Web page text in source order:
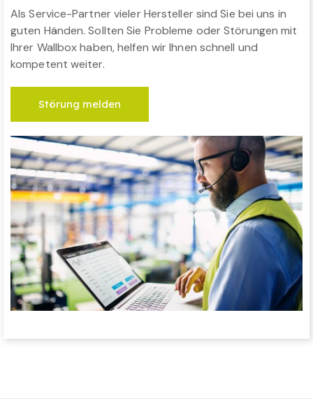
Als Service-Partner vieler Hersteller sind Sie bei uns in
guten Händen. Sollten Sie Probleme oder Störungen mit
Ihrer Wallbox haben, helfen wir Ihnen schnell und
kompetent weiter.
Störung melden